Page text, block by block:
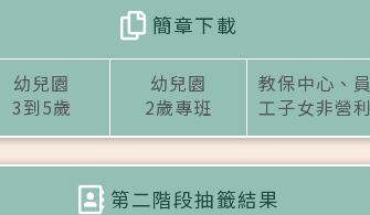
簡章下載
幼兒園
3到5歲
幼兒園
2歲專班
教保中心、員
工子女非營利
第二階段抽籤結果